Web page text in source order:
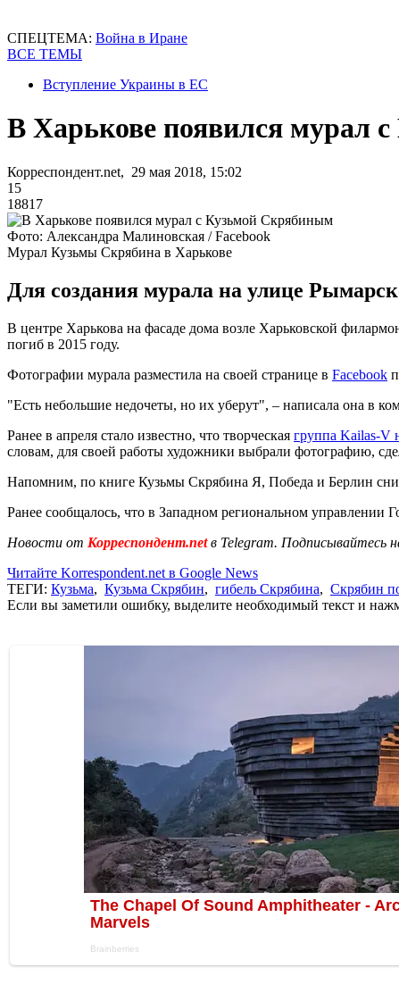
СПЕЦТЕМА: Война в Иране
ВСЕ ТЕМЫ
Вступление Украины в ЕС
В Харькове появился мурал
Корреспондент.net, 29 мая 2018, 15:02
15
18817
Фото: Александра Малиновская / Facebook
Мурал Кузьмы Скрябина в Харькове
Для создания мурала на улице
В центре Харькова на фасаде дома возле Харьковской
погиб в 2015 году.
Фотографии мурала разместила на своей странице в Facebook
"Есть небольшие недочеты, но их уберут", – написала она в
Ранее в апреля стало известно, что творческая группа Kailas-V
словам, для своей работы художники выбрали фотографию,
Напомним, по книге Кузьмы Скрябина Я, Победа и Берлин
Ранее сообщалось, что в Западном региональном
Новости от Корреспондент.netв Telegram. Подписывайтесь
Читайте Korrespondent.net в Google News
ТЕГИ: Кузьма, Кузьма Скрябин, гибель Скрябина, Скрябин
Если вы заметили ошибку, выделите необходимый текст и